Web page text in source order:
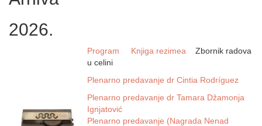
2026.
Program Knjiga rezimea Zbornik radova
u celini
Plenarno predavanje dr Cintia Rodríguez
Plenarno predavanje dr Tamara Džamonja
Ignjatović
Plenarno predavanje (Nagrada Nenad